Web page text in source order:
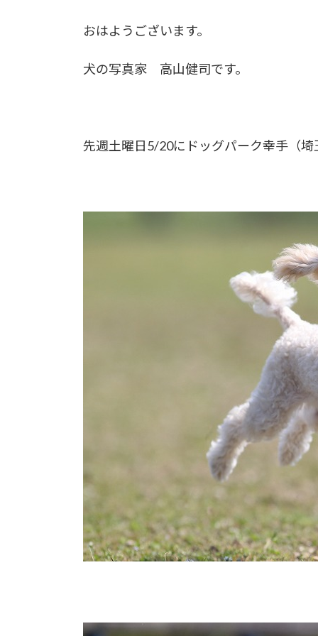
おはようございます。
犬の写真家 高山健司です。
先週土曜日5/20にドッグパーク幸手（